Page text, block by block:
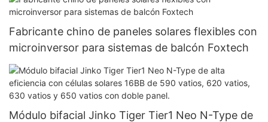
Fabricante chino de paneles solares flexibles con
microinversor para sistemas de balcón Foxtech
Módulo bifacial Jinko Tiger Tier1 Neo N-Type de